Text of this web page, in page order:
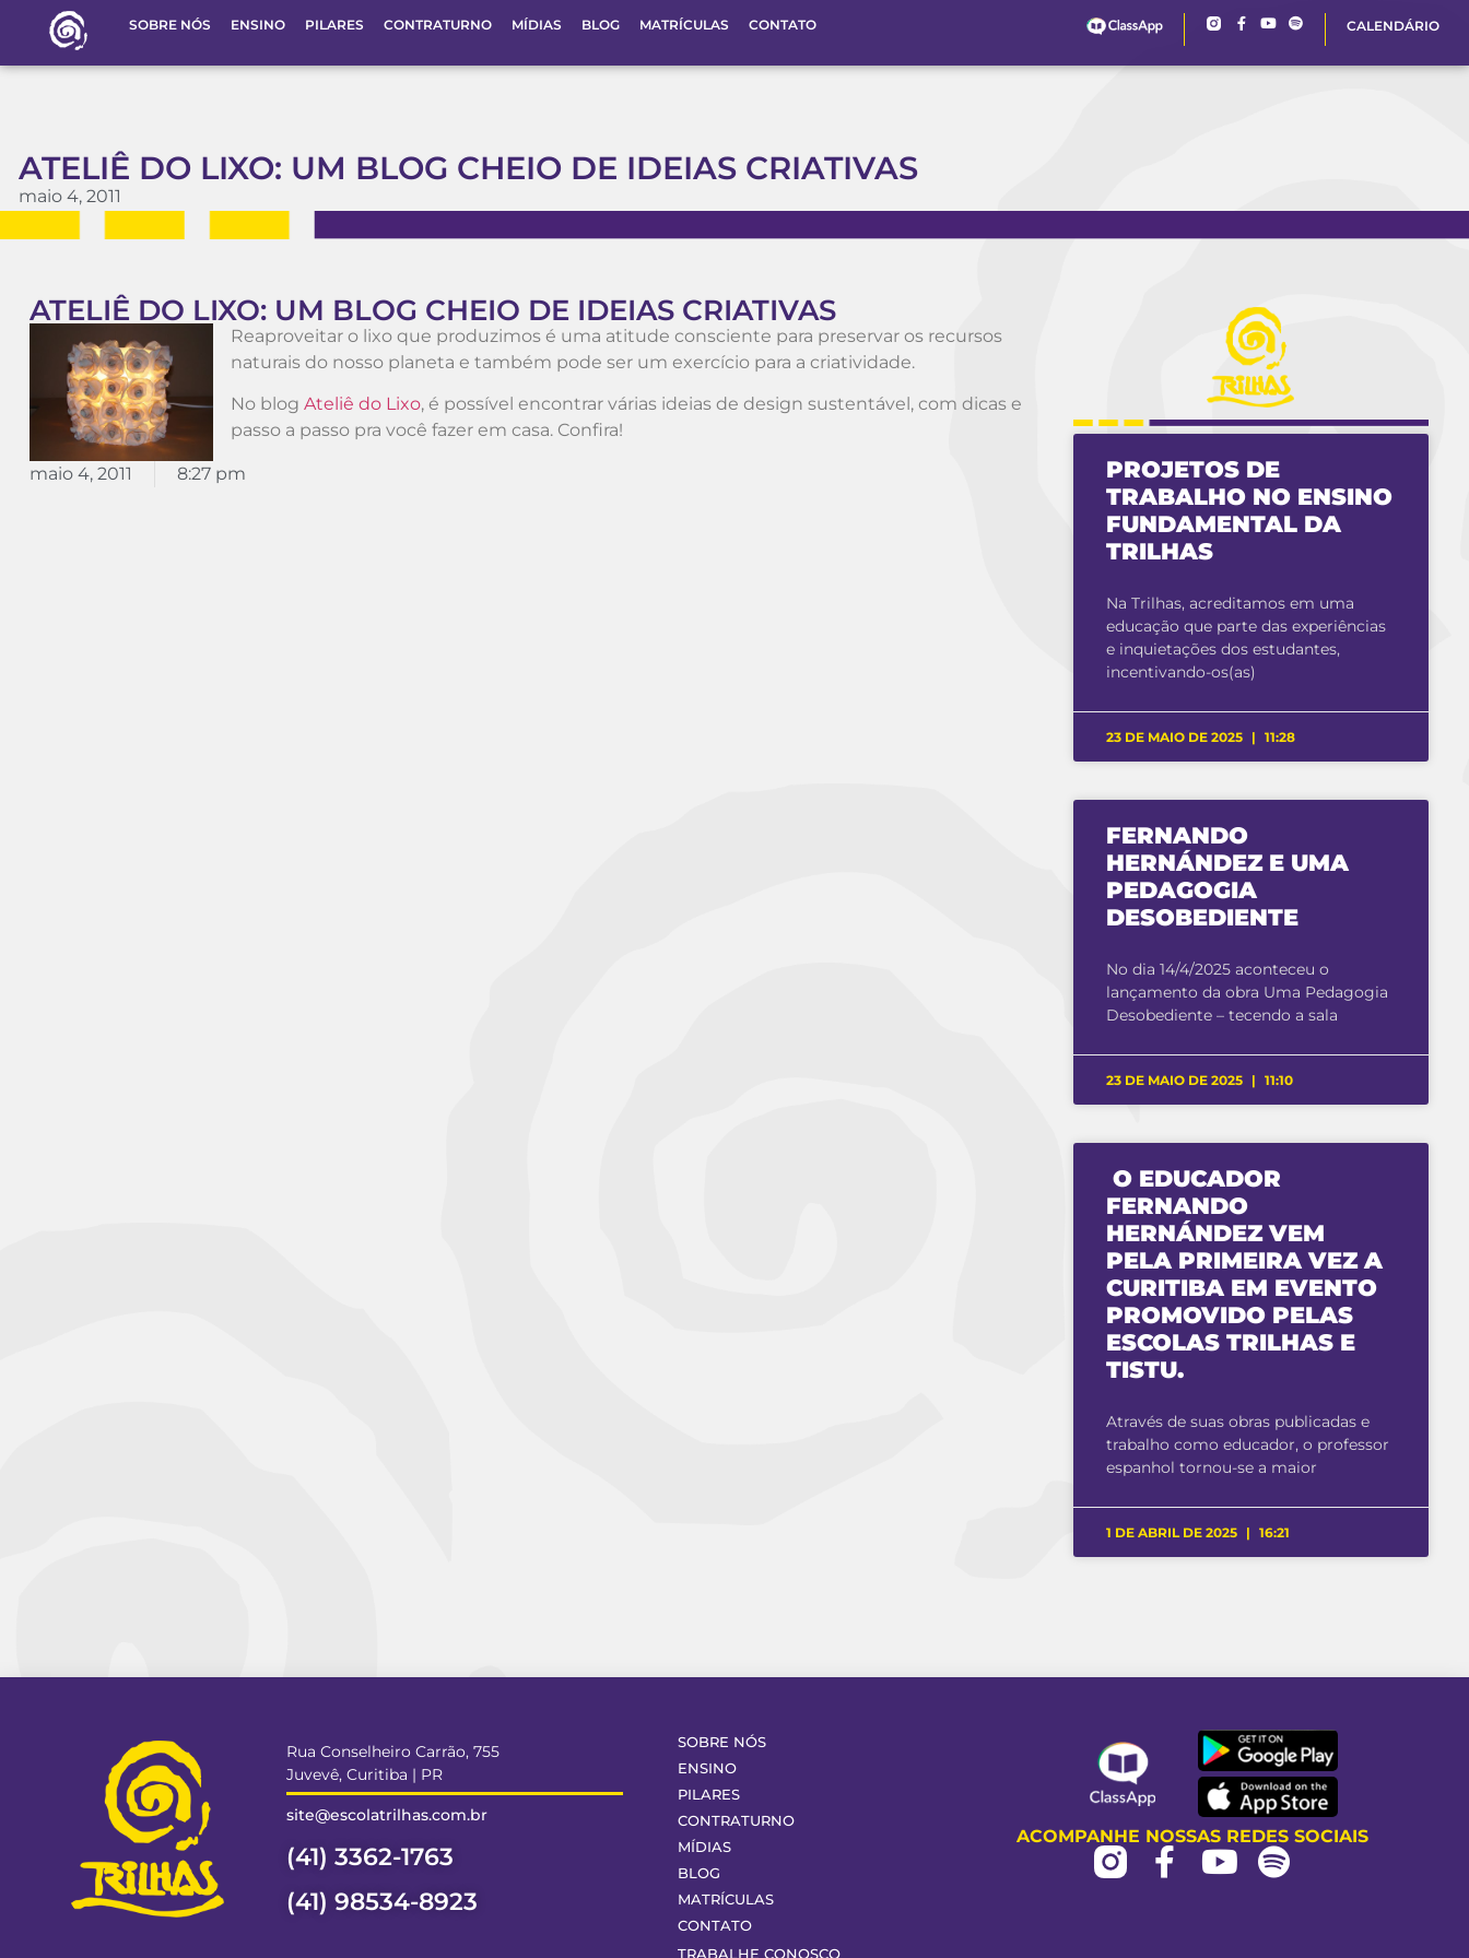
SOBRE NÓS ENSINO PILARES CONTRATURNO MÍDIAS BLOG MATRÍCULAS CONTATO CALENDÁRIO
ATELIÊ DO LIXO: UM BLOG CHEIO DE IDEIAS CRIATIVAS
maio 4, 2011
ATELIÊ DO LIXO: UM BLOG CHEIO DE IDEIAS CRIATIVAS
Reaproveitar o lixo que produzimos é uma atitude consciente para preservar os recursos
naturais do nosso planeta e também pode ser um exercício para a criatividade.
No blog Ateliê do Lixo, é possível encontrar várias ideias de design sustentável, com dicas e
passo a passo pra você fazer em casa. Confira!
maio 4, 2011 8:27 pm
PROJETOS DE
TRABALHO NO ENSINO
FUNDAMENTAL DA
TRILHAS
Na Trilhas, acreditamos em uma
educação que parte das experiências
e inquietações dos estudantes,
incentivando-os(as)
23 DE MAIO DE 2025 11:28
FERNANDO
HERNÁNDEZ E UMA
PEDAGOGIA
DESOBEDIENTE
No dia 14/4/2025 aconteceu o
lançamento da obra Uma Pedagogia
Desobediente – tecendo a sala
23 DE MAIO DE 2025 11:10
O EDUCADOR
FERNANDO
HERNÁNDEZ VEM
PELA PRIMEIRA VEZ A
CURITIBA EM EVENTO
PROMOVIDO PELAS
ESCOLAS TRILHAS E
TISTU.
Através de suas obras publicadas e
trabalho como educador, o professor
espanhol tornou-se a maior
1 DE ABRIL DE 2025 16:21
Rua Conselheiro Carrão, 755
Juvevê, Curitiba | PR
site@escolatrilhas.com.br
(41) 3362-1763
(41) 98534-8923
SOBRE NÓS
ENSINO
PILARES
CONTRATURNO
MÍDIAS
BLOG
MATRÍCULAS
CONTATO
TRABALHE CONOSCO
ACOMPANHE NOSSAS REDES SOCIAIS